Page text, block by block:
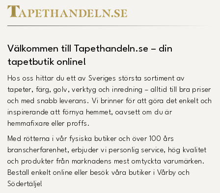
Välkommen till Tapethandeln.se – din
tapetbutik online!
Hos oss hittar du ett av Sveriges största sortiment av
tapeter, färg, golv, verktyg och inredning – alltid till bra priser
och med snabb leverans. Vi brinner för att göra det enkelt och
inspirerande att förnya hemmet, oavsett om du är
hemmafixare eller proffs.
Med rötterna i vår fysiska butiker och över 100 års
branscherfarenhet, erbjuder vi personlig service, hög kvalitet
och produkter från marknadens mest omtyckta varumärken.
Beställ enkelt online eller besök våra butiker i Vårby och
Södertälje!